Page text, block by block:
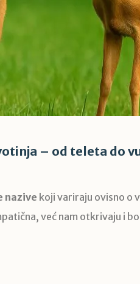
– od teleta do
nazive koji variraju ovisno o
već nam otkrivaju i